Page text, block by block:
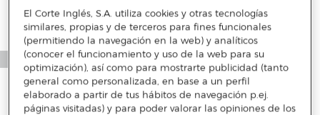
El Corte Inglés, S.A. utiliza cookies y otras tecnologías
similares, propias y de terceros para fines funcionales
(permitiendo la navegación en la web) y analíticos
(conocer el funcionamiento y uso de la web para su
optimización), así como para mostrarte publicidad (tanto
general como personalizada, en base a un perfil
elaborado a partir de tus hábitos de navegación p.ej.
páginas visitadas) y para poder valorar las opiniones de los